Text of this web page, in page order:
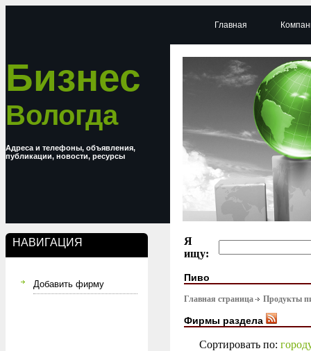
Бизнес
Вологда
Адреса и телефоны, объявления,
публикации, новости, ресурсы
НАВИГАЦИЯ
Добавить фирму
Главная
Я
ищу:
Пиво
Главная страница Продукты
Фирмы раздела
Сортировать по: